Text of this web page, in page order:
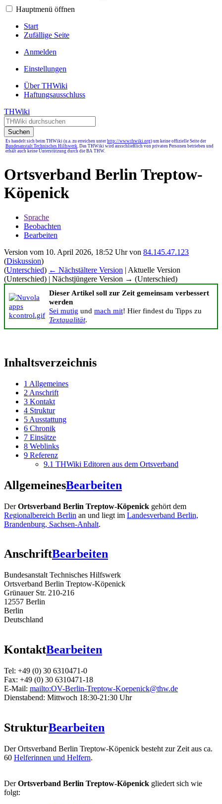
Hauptmenü öffnen
Start
Zufällige Seite
Anmelden
Einstellungen
Über THWiki
Haftungsausschluss
THWiki
Suchen
Es handelt sich beim THWiki (u.a. zu erreichen unter http://www.thwiki.org) um keine offizielle Seite der
Bundesanstalt Technisches Hilfswerk. Das THWiki wird ausschließlich von privaten Personen betrieben und
erhält auch keine Unterstützung durch die BA THW.
Ortsverband Berlin Treptow-
Köpenick
Sprache
Beobachten
Bearbeiten
Version vom 10. April 2026, 18:52 Uhr von 84.145.47.123
(Diskussion)
(Unterschied) ← Nächstältere Version | Aktuelle Version
(Unterschied) | Nächstjüngere Version → (Unterschied)
Dieser Artikel soll zur Zeit gemeinsam verbessert
werden
Sei mutig und mach mit! Hier findest du Tipps zu
Textqualität.
Inhaltsverzeichnis
1 Allgemeines
2 Anschrift
3 Kontakt
4 Struktur
5 Ausstattung
6 Chronik
7 Einsätze
8 Weblinks
9 Referenz
9.1 THWiki Editoren aus dem Ortsverband
AllgemeinesBearbeiten
DerOrtsverband Berlin Treptow-Köpenick gehört dem
Regionalbereich Berlin an und liegt im Landesverband Berlin,
Brandenburg, Sachsen-Anhalt.
AnschriftBearbeiten
Bundesanstalt Technisches Hilfswerk
Ortsverband Berlin Treptow-Köpenick
Grünauer Str. 210-216
12557 Berlin
Berlin
Deutschland
KontaktBearbeiten
Tel: +49 (0) 30 6310471-0
Fax: +49 (0) 30 6310471-18
E-Mail: mailto:OV-Berlin-Treptow-Koepenick@thw.de
Dienstabend: Mittwoch 18:30-21:30 Uhr
StrukturBearbeiten
Der Ortsverband Berlin Treptow-Köpenick besteht zur Zeit aus ca.
60 Helferinnen und Helfern.
DerOrtsverband Berlin Treptow-Köpenick gliedert sich wie
folgt: